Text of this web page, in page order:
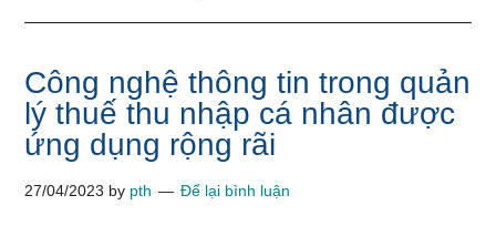
Công nghệ thông tin trong quản
lý thuế thu nhập cá nhân được
ứng dụng rộng rãi
27/04/2023 by pth Để lại bình luận